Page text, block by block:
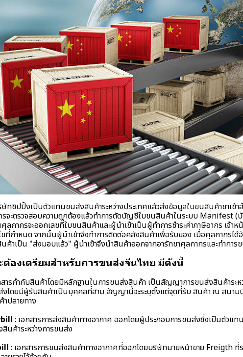
ทชิปปิ้งเป็นตัวแทนขนส่งสินค้าระหว่างประเทศแล้วส่งข้อมูลใบขนสินค้าขาเข้า
จะตรวจสอบความถูกต้องแล้วทำการตัดบัญชีใบขนสินค้าในระบบ Manifest
กากรจะออกเลขที่ใบขนสินค้าและผู้นำเข้าเป็นผู้ทำการชำระค่าภาษีอากร เจ้าห
ที่กำหนด จากนั้นผู้นำเข้าจึงทำการติดต่อคลังสินค้าเพื่อรับของ เมื่อศุลกากรได้
ค้าเป็น "ส่งมอบแล้ว" ผู้นำเข้าจึงนำสินค้าออกจากอารักขาศุลกากรและทำการ
ต้องเตรียมสำหรับการขนส่งจีนไทย มีดังนี้
ารกำกับสินค้าโดยมีหลักฐานในการขนส่งสินค้า เป็นสัญญาการขนส่งสินค้าระ
โดยมีผู้รับสินค้าเป็นบุคคลที่สาม สัญญานี้จะระบุตั้งแต่จุดที่รับ สินค้า ณ สนา
ปลายทาง
: เอกสารการส่งสินค้าทางอากาศ ออกโดยผู้ประกอบการขนส่งซึ่งเป็นตัวแ
นค้าระหว่างการขนส่ง
: เอกสารการขนส่งสินค้าทางอากาศที่ออกโดยบริษัทนายหน้าขาย Freigth ที่